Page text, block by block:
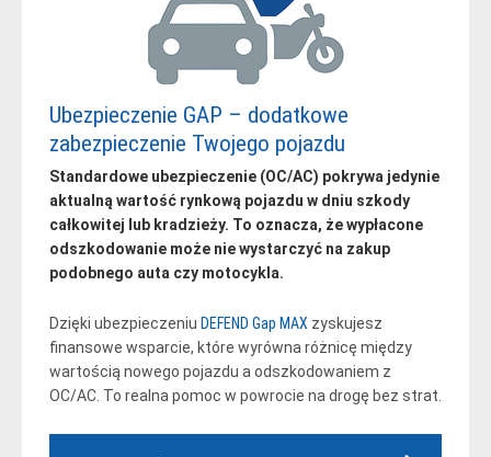
Ubezpieczenie GAP – dodatkowe
zabezpieczenie Twojego pojazdu
Standardowe ubezpieczenie (OC/AC) pokrywa jedynie
aktualną wartość rynkową pojazdu w dniu szkody
całkowitej lub kradzieży. To oznacza, że wypłacone
odszkodowanie może nie wystarczyć na zakup
podobnego auta czy motocykla.
Dzięki ubezpieczeniu DEFEND Gap MAX zyskujesz
finansowe wsparcie, które wyrówna różnicę między
wartością nowego pojazdu a odszkodowaniem z
OC/AC. To realna pomoc w powrocie na drogę bez strat.